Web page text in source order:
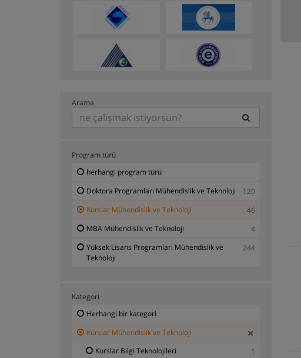
Arama
Program türü
herhangi program türü
Doktora Programları Mühendislik ve Teknoloji
120
Kurslar Mühendislik ve Teknoloji
46
MBA Mühendislik ve Teknoloji
4
Yüksek Lisans Programları Mühendislik ve
Teknoloji
244
Kategori
Herhangi bir kategori
Kurslar Mühendislik ve Teknoloji
Kurslar Bilgi Teknolojileri
1